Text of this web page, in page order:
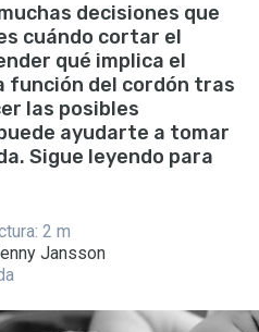
decisiones que
cuándo cortar el
qué implica el
función del cordón tras
las posibles
ayudarte a tomar
Sigue leyendo para
2 m
Jansson